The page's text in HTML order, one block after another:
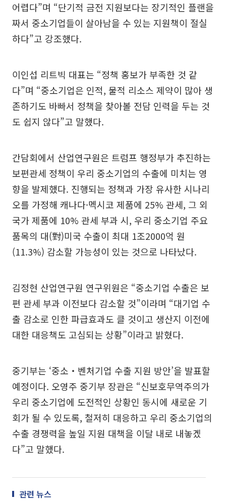
어렵다”며 “단기적 금전 지원보다는 장기적인 플랜을
짜서 중소기업들이 살아남을 수 있는 지원책이 절실
하다”고 강조했다.
이인섭 리트빅 대표는 “정책 홍보가 부족한 것 같
다”며 “중소기업은 인적, 물적 리소스 제약이 많아 생
존하기도 바빠서 정책을 찾아볼 전담 인력을 두는 것
도 쉽지 않다”고 말했다.
간담회에서 산업연구원은 트럼프 행정부가 추진하는
보편관세 정책이 우리 중소기업의 수출에 미치는 영
향을 발제했다. 진행되는 정책과 가장 유사한 시나리
오를 가정해 캐나다·멕시코 제품에 25% 관세, 그 외
국가 제품에 10% 관세 부과 시, 우리 중소기업 주요
품목의 대(對)미국 수출이 최대 1조2000억 원
(11.3%) 감소할 가능성이 있는 것으로 나타났다.
김정현 산업연구원 연구위원은 “중소기업 수출은 보
편 관세 부과 이전보다 감소할 것”이라며 “대기업 수
출 감소로 인한 파급효과도 클 것이고 생산지 이전에
대한 대응책도 고심되는 상황”이라고 밝혔다.
중기부는 ‘중소‧벤처기업 수출 지원 방안’을 발표할
예정이다. 오영주 중기부 장관은 “신보호무역주의가
우리 중소기업에 도전적인 상황인 동시에 새로운 기
회가 될 수 있도록, 철저히 대응하고 우리 중소기업의
수출 경쟁력을 높일 지원 대책을 이달 내로 내놓겠
다”고 말했다.
관련 뉴스